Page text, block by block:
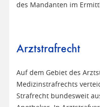
des Mandanten im
Arztstrafrecht
Auf dem Gebiet des
Medizinstrafrechts
Strafrecht bundesweit